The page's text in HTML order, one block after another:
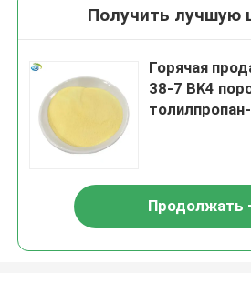
Получить лучшую
Горячая
38-7 BK4
Продолжать